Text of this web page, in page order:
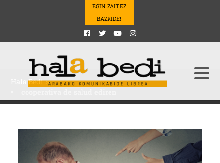
EGIN ZAITEZ
BAZKIDE!
Hala Bedi>